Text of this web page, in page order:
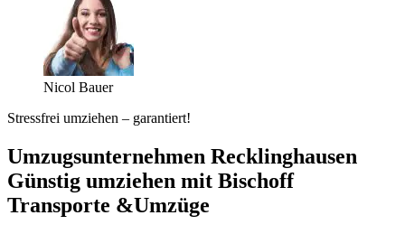
Nicol Bauer
Stressfrei umziehen – garantiert!
Umzugsunternehmen Recklinghausen
Günstig umziehen mit Bischoff
Transporte &Umzüge